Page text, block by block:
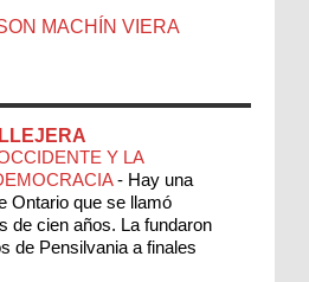
MACHÍN VIERA
Y LA
- Hay una
Ontario que se llamó
de cien años. La fundaron
de Pensilvania a finales